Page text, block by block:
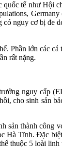
tế như Hội
nguy cơ bị đe
Phần lớn các
rất nặng.
nguy cấp
cho sinh sản
thành công
Hà Tĩnh. Đặc
thuộc 5 loài